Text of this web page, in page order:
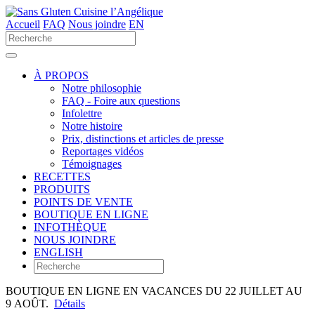
Accueil FAQ Nous joindre EN
et
bas
le
résultat
pour
de
recherche
sélectionné.
À PROPOS
Notre philosophie
FAQ - Foire aux questions
Infolettre
Notre histoire
Prix, distinctions et articles de presse
Reportages vidéos
Témoignages
RECETTES
PRODUITS
POINTS DE VENTE
BOUTIQUE EN LIGNE
INFOTHÈQUE
NOUS JOINDRE
ENGLISH
BOUTIQUE EN LIGNE EN VACANCES DU 22 JUILLET AU
9 AOÛT. Détails